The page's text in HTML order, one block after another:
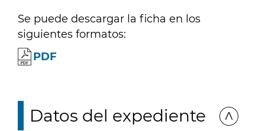
Se puede descargar la ficha en los
siguientes formatos:
PDF
Datos del expediente